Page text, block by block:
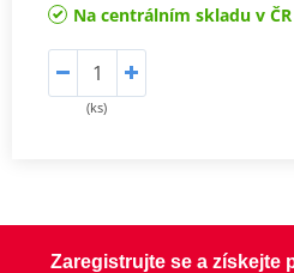
Na centrálním skladu v ČR
(ks)
Zaregistrujte se a získejte